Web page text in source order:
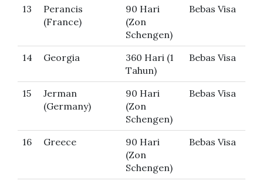
13
Perancis
(France)
90 Hari
(Zon
Schengen)
Bebas Visa
14 Georgia
360 Hari (1
Tahun)
Bebas Visa
15
Jerman
(Germany)
90 Hari
(Zon
Schengen)
Bebas Visa
16 Greece
90 Hari
(Zon
Schengen)
Bebas Visa